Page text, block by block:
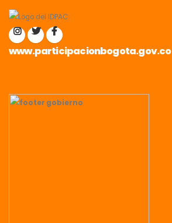
www.participacionbogota.gov.co